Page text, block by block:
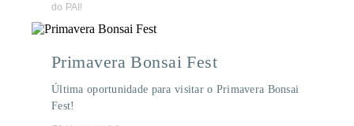
do PAI!
Primavera Bonsai Fest
Última oportunidade para visitar o Primavera Bonsai
Fest!